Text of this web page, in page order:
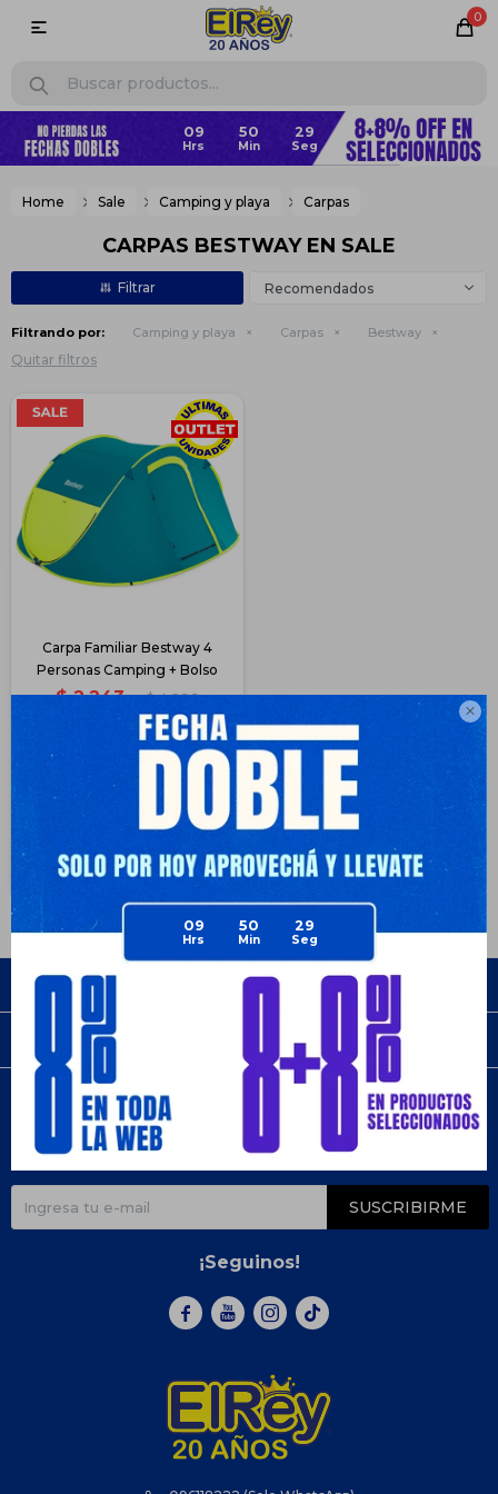

09 50 29
0

09 50 29
Home Sale Camping y playa Carpas
CARPAS BESTWAY EN SALE
Recomendados
Filtrando por: Camping y playa Carpas Bestway
Quitar filtros
Carpa Familiar Bestway 4
Personas Camping + Bolso
$ 2.243 $ 4.299
1.682
1.907
$
2.019
Disponible Envío
Empresa
¡Suscribite y recibí todas nuestras novedades!
SUSCRIBIRME
¡Seguinos!
  